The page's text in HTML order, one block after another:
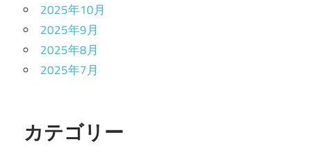
2025年10月
2025年9月
2025年8月
2025年7月
カテゴリー